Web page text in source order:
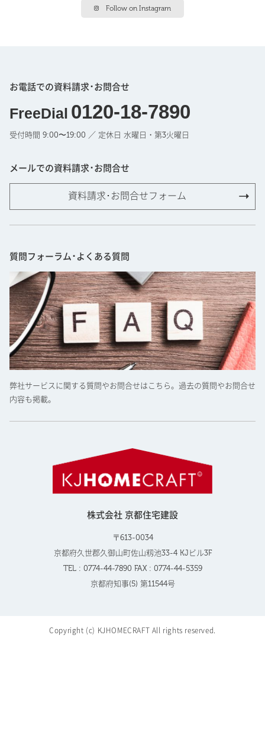
Follow on Instagram
お電話での資料請求･お問合せ
FreeDial 0120-18-7890
受付時間 9:00〜19:00 ／ 定休日 水曜日・第3火曜日
メールでの資料請求･お問合せ
資料請求･お問合せフォーム
質問フォーラム･よくある質問
弊社サービスに関する質問やお問合せはこちら。過去の質問やお問合せ
内容も掲載。
株式会社 京都住宅建設
〒613-0034
京都府久世郡久御山町佐山籾池33-4 KJビル3F
TEL : 0774-44-7890 FAX : 0774-44-5359
京都府知事(5) 第11544号
Copyright (c) KJHOMECRAFT All rights reserved.